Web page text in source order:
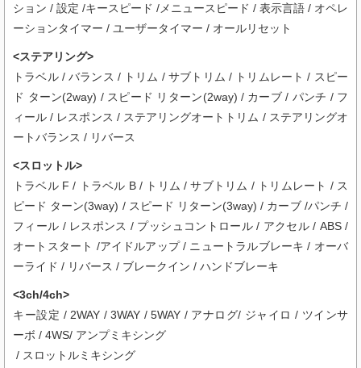
ション / 設定 /キースピード /メニュースピード / 表示言語 / オペレ
ーションタイマー / ユーザータイマー / オールリセット
<ステアリング>
トラベル / バランス / トリム / サブトリム / トリムレート / スピー
ド ターン(2way) / スピード リターン(2way) / カーブ / パンチ / フ
ィール / レスポンス / ステアリングオートトリム / ステアリングオ
ートバランス / リバース
<スロットル>
トラベル F / トラベル B / トリム / サブトリム / トリムレート / ス
ピード ターン(3way) / スピード リターン(3way) / カーブ /パンチ /
フィール / レスポンス / プッシュコントロール / アクセル / ABS /
オートスタート /アイドルアップ / ニュートラルブレーキ / オーバ
ーライド / リバース / ブレークイン / ハンドブレーキ
<3ch/4ch>
キー設定 / 2WAY / 3WAY / 5WAY / アナログ/ ジャイロ / ツインサ
ーボ / 4WS/ アンプミキシング
/ スロットルミキシング